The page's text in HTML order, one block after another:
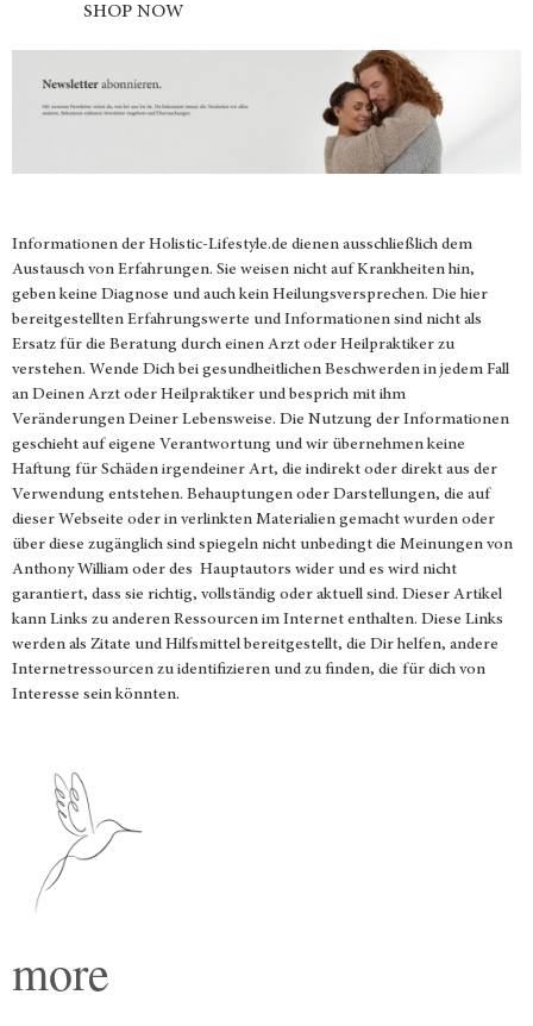
SHOP NOW
Informationen der Holistic-Lifestyle.de dienen ausschließlich dem
Austausch von Erfahrungen. Sie weisen nicht auf Krankheiten hin,
geben keine Diagnose und auch kein Heilungsversprechen. Die hier
bereitgestellten Erfahrungswerte und Informationen sind nicht als
Ersatz für die Beratung durch einen Arzt oder Heilpraktiker zu
verstehen. Wende Dich bei gesundheitlichen Beschwerden in jedem Fall
an Deinen Arzt oder Heilpraktiker und besprich mit ihm
Veränderungen Deiner Lebensweise. Die Nutzung der Informationen
geschieht auf eigene Verantwortung und wir übernehmen keine
Haftung für Schäden irgendeiner Art, die indirekt oder direkt aus der
Verwendung entstehen. Behauptungen oder Darstellungen, die auf
dieser Webseite oder in verlinkten Materialien gemacht wurden oder
über diese zugänglich sind spiegeln nicht unbedingt die Meinungen von
Anthony William oder des Hauptautors wider und es wird nicht
garantiert, dass sie richtig, vollständig oder aktuell sind. Dieser Artikel
kann Links zu anderen Ressourcen im Internet enthalten. Diese Links
werden als Zitate und Hilfsmittel bereitgestellt, die Dir helfen, andere
Internetressourcen zu identifizieren und zu finden, die für dich von
Interesse sein könnten.
more